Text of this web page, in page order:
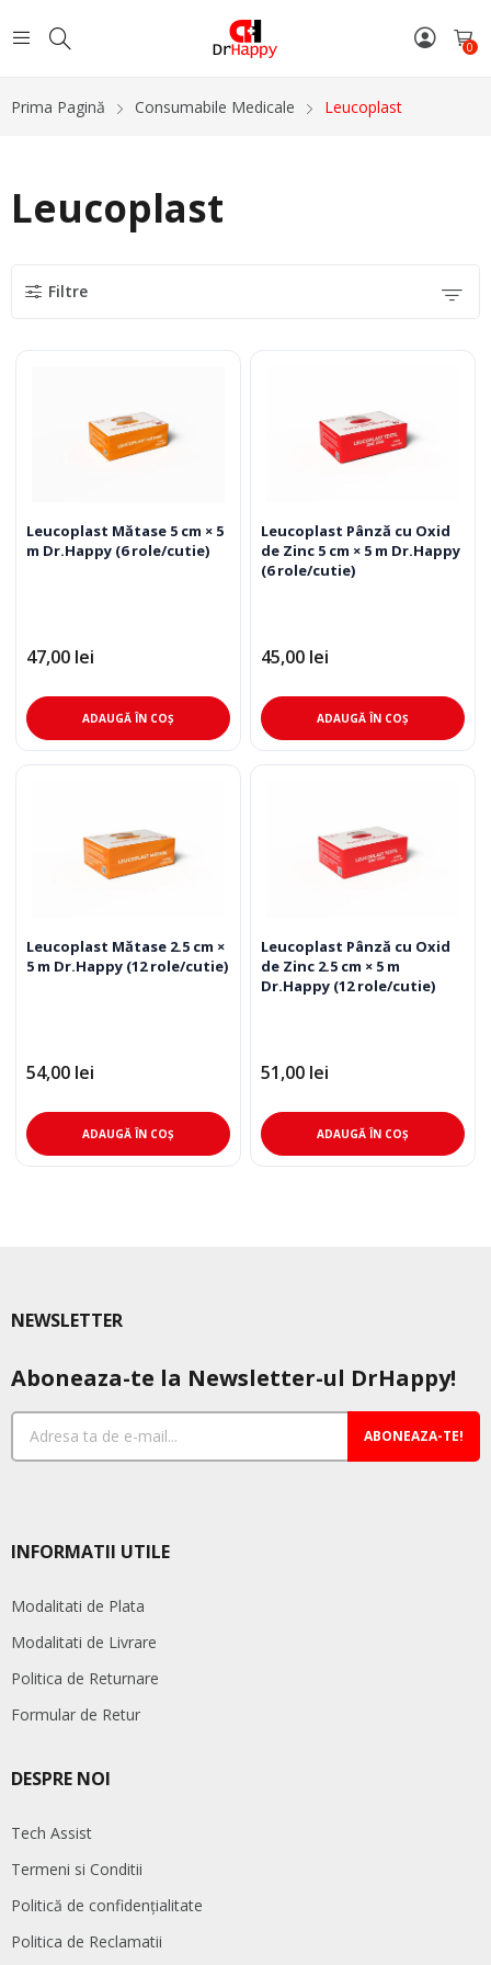
0
Prima Pagină Consumabile Medicale Leucoplast
Leucoplast
Filtre
Leucoplast Mătase 5 cm × 5
m Dr.Happy (6 role/cutie)
47,00 lei
ADAUGĂ ÎN COȘ
Leucoplast Pânză cu Oxid
de Zinc 5 cm × 5 m Dr.Happy
(6 role/cutie)
45,00 lei
ADAUGĂ ÎN COȘ
Leucoplast Mătase 2.5 cm ×
5 m Dr.Happy (12 role/cutie)
54,00 lei
ADAUGĂ ÎN COȘ
Leucoplast Pânză cu Oxid
de Zinc 2.5 cm × 5 m
Dr.Happy (12 role/cutie)
51,00 lei
ADAUGĂ ÎN COȘ
NEWSLETTER
Aboneaza-te la Newsletter-ul DrHappy!
ABONEAZA-TE!
INFORMATII UTILE
Modalitati de Plata
Modalitati de Livrare
Politica de Returnare
Formular de Retur
DESPRE NOI
Tech Assist
Termeni si Conditii
Politică de confidențialitate
Politica de Reclamatii